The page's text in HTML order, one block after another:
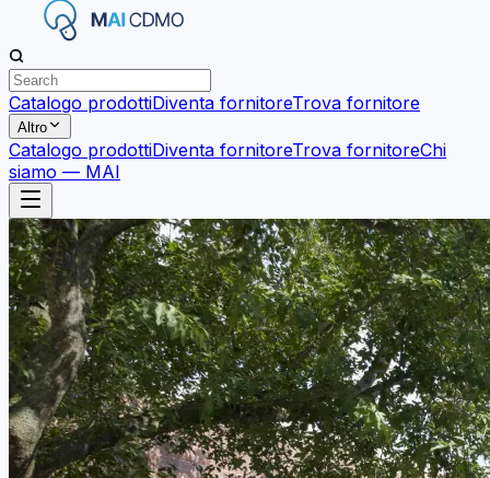
Catalogo prodottiDiventa fornitoreTrova fornitore
Altro
Catalogo prodottiDiventa fornitoreTrova fornitoreChi
siamo — MAI